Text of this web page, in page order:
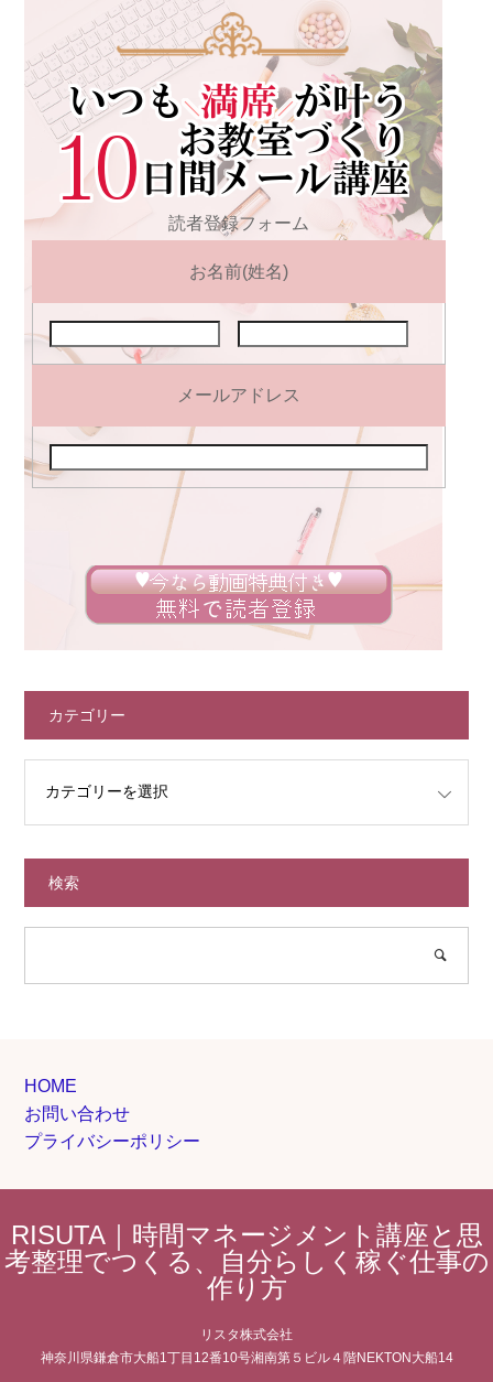
読者登録フォーム
お名前(姓名)
メールアドレス
カテゴリー
検索
HOME
お問い合わせ
プライバシーポリシー
RISUTA｜時間マネージメント講座と思
考整理でつくる、自分らしく稼ぐ仕事の
作り方
リスタ株式会社
神奈川県鎌倉市大船1丁目12番10号湘南第５ビル４階NEKTON大船14